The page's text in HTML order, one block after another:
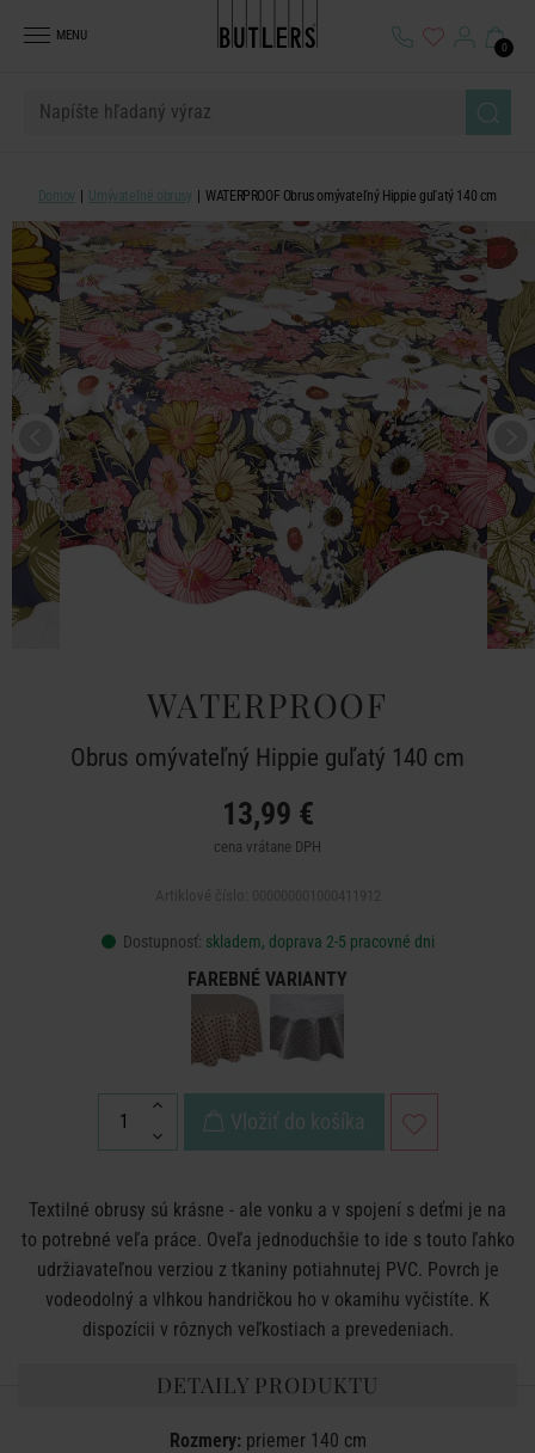
MENU
0
Domov Umývateľné obrusy WATERPROOF Obrus omývateľný Hippie guľatý 140 cm
WATERPROOF
Obrus omývateľný Hippie guľatý 140 cm
13,99 €
cena vrátane DPH
Dostupnosť: skladem, doprava 2-5 pracovné dni
FAREBNÉ VARIANTY
Vložiť do košíka
Textilné obrusy sú krásne - ale vonku a v spojení s deťmi je na
to potrebné veľa práce. Oveľa jednoduchšie to ide s touto ľahko
udržiavateľnou verziou z tkaniny potiahnutej PVC. Povrch je
vodeodolný a vlhkou handričkou ho v okamihu vyčistíte. K
dispozícii v rôznych veľkostiach a prevedeniach.
DETAILY PRODUKTU
Rozmery:priemer 140 cm